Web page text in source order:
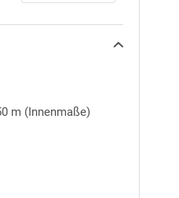
m (Innenmaße)